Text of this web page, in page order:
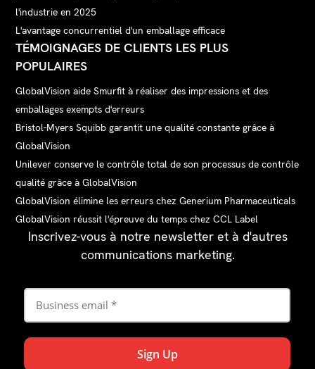
l'industrie en 2025
L'avantage concurrentiel d'un emballage efficace
TÉMOIGNAGES DE CLIENTS LES PLUS
POPULAIRES
GlobalVision aide Smurfit à réaliser des impressions et des
emballages exempts d'erreurs
Bristol-Myers Squibb garantit une qualité constante grâce à
GlobalVision
Unilever conserve le contrôle total de son processus de contrôle
qualité grâce à GlobalVision
GlobalVision élimine les erreurs chez Generium Pharmaceuticals
GlobalVision réussit l'épreuve du temps chez CCL Label
Inscrivez-vous à notre newsletter et à d'autres
communications marketing.